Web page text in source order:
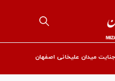
میدان علیخانی اصفهان